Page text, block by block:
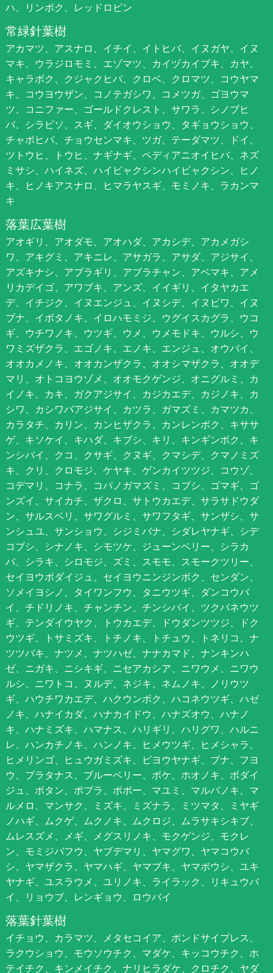
ハ、リンボク、レッドロビン
常緑針葉樹
アカマツ、アスナロ、イチイ、イトヒバ、イヌガヤ、イヌ
マキ、ウラジロモミ、エゾマツ、カイヅカイブキ、カヤ、
キャラボク、クジャクヒバ、クロベ、クロマツ、コウヤマ
キ、コウヨウザン、コノテガシワ、コメツガ、ゴヨウマ
ツ、コニファー、ゴールドクレスト、サワラ、シノブヒ
バ、シラビソ、スギ、ダイオウショウ、タギョウショウ、
チャボヒバ、チョウセンマキ、ツガ、テーダマツ、ドイ、
ツトウヒ、トウヒ、ナギナギ、ペディアニオイヒバ、ネズ
ミサシ、ハイネズ、ハイビャクシンハイビャクシン、ヒノ
キ、ヒノキアスナロ、ヒマラヤスギ、モミノキ、ラカンマ
キ
落葉広葉樹
アオギリ、アオダモ、アオハダ、アカシデ、アカメガシ
ワ、アキグミ、アキニレ、アサガラ、アサダ、アジサイ、
アズキナシ、アブラギリ、アブラチャン、アベマキ、アメ
リカデイゴ、アワブキ、アンズ、イイギリ、イタヤカエ
デ、イチジク、イヌエンジュ、イヌシデ、イヌビワ、イヌ
ブナ、イボタノキ、イロハモミジ、ウグイスカグラ、ウコ
ギ、ウチワノキ、ウツギ、ウメ、ウメモドキ、ウルシ、ウ
ワミズザクラ、エゴノキ、エノキ、エンジュ、オウバイ、
オオカメノキ、オオカンザクラ、オオシマザクラ、オオデ
マリ、オトコヨウゾメ、オオモクゲンジ、オニグルミ、カ
イノキ、カキ、ガクアジサイ、カジカエデ、カジノキ、カ
シワ、カシワバアジサイ、カツラ、ガマズミ、カマツカ、
カラタチ、カリン、カンヒザクラ、カンレンボク、キササ
ゲ、キソケイ、キハダ、キブシ、キリ、キンギンボク、キ
ンシバイ、クコ、クサギ、クヌギ、クマシデ、クマノミズ
キ、クリ、クロモジ、ケヤキ、ゲンカイツツジ、コウゾ、
コデマリ、コナラ、コバノガマズミ、コブシ、ゴマギ、ゴ
ンズイ、サイカチ、ザクロ、サトウカエデ、サラサドウダ
ン、サルスベリ、サワグルミ、サワフタギ、サンザシ、サ
ンシュユ、サンショウ、シジミバナ、シダレヤナギ、シデ
コブシ、シナノキ、シモツケ、ジューンベリー、シラカ
バ、シラキ、シロモジ、ズミ、スモモ、スモークツリー、
セイヨウボダイジュ、セイヨウニンジンボク、センダン、
ソメイヨシノ、タイワンフウ、タニウツギ、ダンコウバ
イ、チドリノキ、チャンチン、チンシバイ、ツクバネウツ
ギ、テンダイウヤク、トウカエデ、ドウダンツツジ、ドク
ウツギ、トサミズキ、トチノキ、トチュウ、トネリコ、ナ
ツツバキ、ナツメ、ナツハゼ、ナナカマド、ナンキンハ
ゼ、ニガキ、ニシキギ、ニセアカシア、ニワウメ、ニワウ
ルシ、ニワトコ、ヌルデ、ネジキ、ネムノキ、ノリウツ
ギ、ハウチワカエデ、ハクウンボク、ハコネウツギ、ハゼ
ノキ、ハナイカダ、ハナカイドウ、ハナズオウ、ハナノ
キ、ハナミズキ、ハマナス、ハリギリ、ハリグワ、ハルニ
レ、ハンカチノキ、ハンノキ、ヒメウツギ、ヒメシャラ、
ヒメリンゴ、ヒュウガミズキ、ビヨウヤナギ、ブナ、フヨ
ウ、プラタナス、ブルーベリー、ボケ、ホオノキ、ボダイ
ジュ、ボタン、ポプラ、ポポー、マユミ、マルバノキ、マ
ルメロ、マンサク、ミズキ、ミズナラ、ミツマタ、ミヤギ
ノハギ、ムクゲ、ムクノキ、ムクロジ、ムラサキシキブ、
ムレスズメ、メギ、メグスリノキ、モクゲンジ、モクレ
ン、モミジバフウ、ヤブデマリ、ヤマグワ、ヤマコウバ
シ、ヤマザクラ、ヤマハギ、ヤマブキ、ヤマボウシ、ユキ
ヤナギ、ユスラウメ、ユリノキ、ライラック、リキュウバ
イ、リョウブ、レンギョウ、ロウバイ
落葉針葉樹
イチョウ、カラマツ、メタセコイア、ポンドサイプレス、
ラクウショウ、モウソウチク、マダケ、キッコウチク、ホ
テイチク、キンメイチク、ナリヒラダケ、クロチク、ヤダ